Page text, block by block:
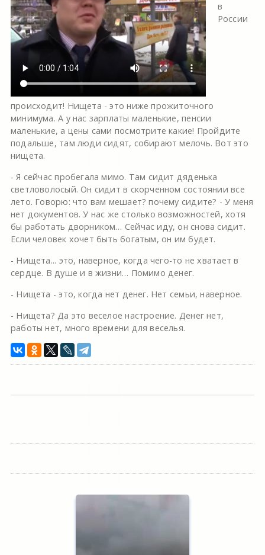
в
России
происходит! Нищета - это ниже прожиточного
минимума. А у нас зарплаты маленькие, пенсии
маленькие, а цены сами посмотрите какие! Пройдите
подальше, там люди сидят, собирают мелочь. Вот это
нищета.
- Я сейчас пробегала мимо. Там сидит дяденька
светловолосый. Он сидит в скорченном состоянии все
лето. Говорю: что вам мешает? почему сидите? - У меня
нет документов. У нас же столько возможностей, хотя
бы работать дворником… Сейчас иду, он снова сидит.
Если человек хочет быть богатым, он им будет.
- Нищета... это, наверное, когда чего-то не хватает в
сердце. В душе и в жизни… Помимо денег.
- Нищета - это, когда нет денег. Нет семьи, наверное.
- Нищета? Да это веселое настроение. Денег нет,
работы нет, много времени для веселья.